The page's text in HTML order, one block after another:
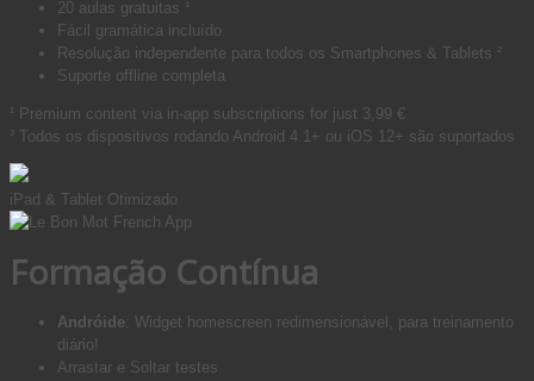
20 aulas gratuitas ¹
Fácil gramática incluído
Resolução independente para todos os Smartphones & Tablets ²
Suporte offline completa
¹ Premium content via in-app subscriptions for just 3,99 €
² Todos os dispositivos rodando Android 4.1+ ou iOS 12+ são suportados
iPad & Tablet Otimizado
Formação Contínua
Andróide: Widget homescreen redimensionável, para treinamento
diário!
Arrastar e Soltar testes